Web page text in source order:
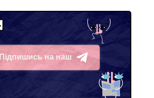
Підпишись на наш
Telegram